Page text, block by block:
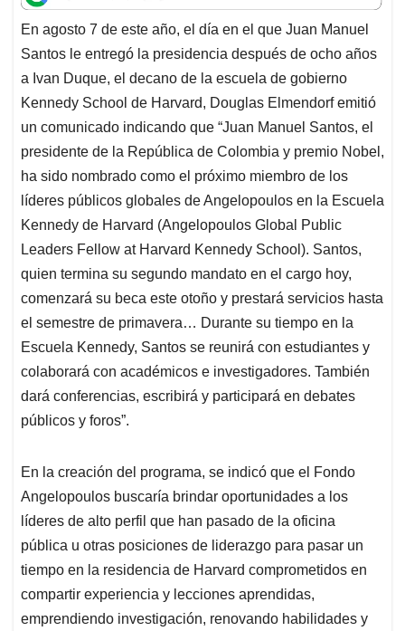
t
s
A
p
p
e
b
o
o
k
k
e
d
I
n
i
l
e
a
d
s
En agosto 7 de este año, el día en el que Juan Manuel
Santos le entregó la presidencia después de ocho años
a Ivan Duque, el decano de la escuela de gobierno
Kennedy School de Harvard, Douglas Elmendorf emitió
un comunicado indicando que “Juan Manuel Santos, el
presidente de la República de Colombia y premio Nobel,
ha sido nombrado como el próximo miembro de los
líderes públicos globales de Angelopoulos en la Escuela
Kennedy de Harvard (Angelopoulos Global Public
Leaders Fellow at Harvard Kennedy School). Santos,
quien termina su segundo mandato en el cargo hoy,
comenzará su beca este otoño y prestará servicios hasta
el semestre de primavera… Durante su tiempo en la
Escuela Kennedy, Santos se reunirá con estudiantes y
colaborará con académicos e investigadores. También
dará conferencias, escribirá y participará en debates
públicos y foros”.
En la creación del programa, se indicó que el Fondo
Angelopoulos buscaría brindar oportunidades a los
líderes de alto perfil que han pasado de la oficina
pública u otras posiciones de liderazgo para pasar un
tiempo en la residencia de Harvard comprometidos en
compartir experiencia y lecciones aprendidas,
emprendiendo investigación, renovando habilidades y